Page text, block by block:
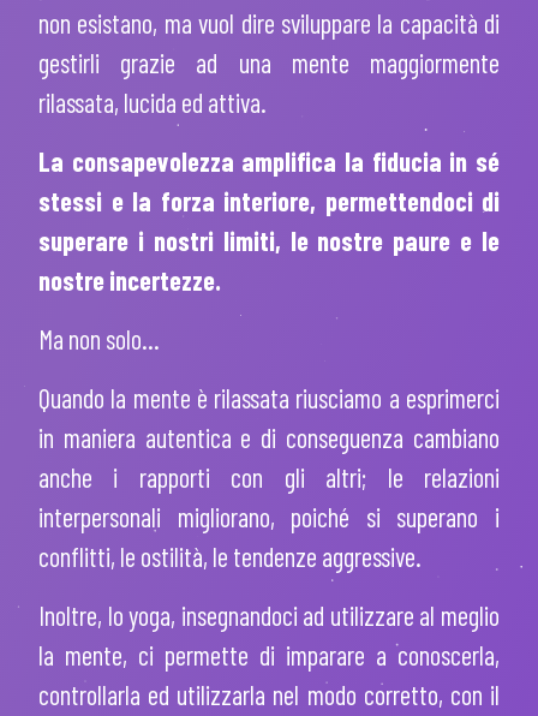
non esistano, ma vuol dire sviluppare la capacità di
gestirli grazie ad una mente maggiormente
rilassata, lucida ed attiva.
La consapevolezza amplifica la fiducia in sé
stessi e la forza interiore, permettendoci di
superare i nostri limiti, le nostre paure e le
nostre incertezze.
Ma non solo…
Quando la mente è rilassata riusciamo a esprimerci
in maniera autentica e di conseguenza cambiano
anche i rapporti con gli altri; le relazioni
interpersonali migliorano, poiché si superano i
conflitti, le ostilità, le tendenze aggressive.
Inoltre, lo yoga, insegnandoci ad utilizzare al meglio
la mente, ci permette di imparare a conoscerla,
controllarla ed utilizzarla nel modo corretto, con il